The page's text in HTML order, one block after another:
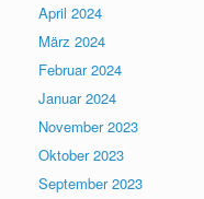
April 2024
März 2024
Februar 2024
Januar 2024
November 2023
Oktober 2023
September 2023